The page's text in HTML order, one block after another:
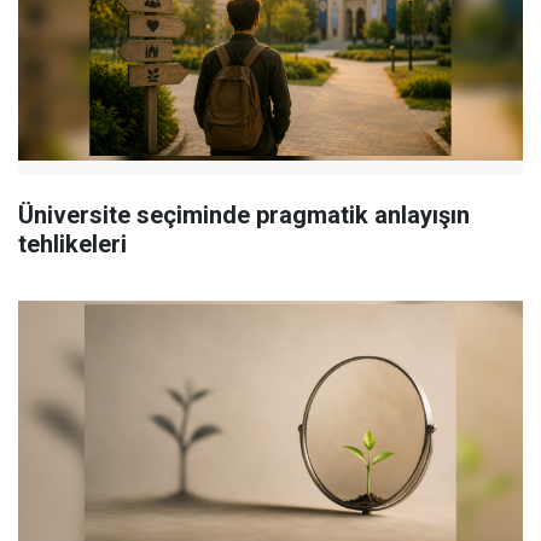
Üniversite seçiminde pragmatik anlayışın
tehlikeleri